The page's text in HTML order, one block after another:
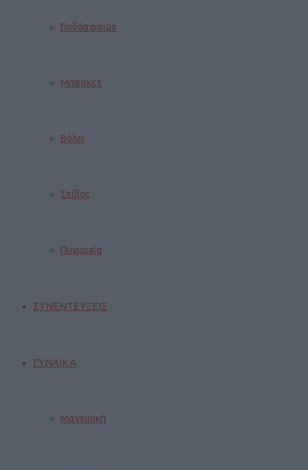
Ποδόσφαιρο
Μπάσκετ
Βόλεϊ
Στίβος
Πυγμαχία
ΣΥΝΕΝΤΕΥΞΕΙΣ
ΓΥΝΑΙΚΑ
Μαγειρική